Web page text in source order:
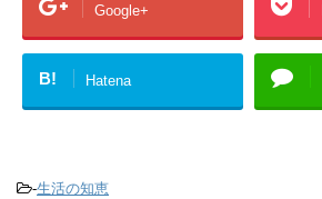
Google+
B! Hatena
-生活の知恵